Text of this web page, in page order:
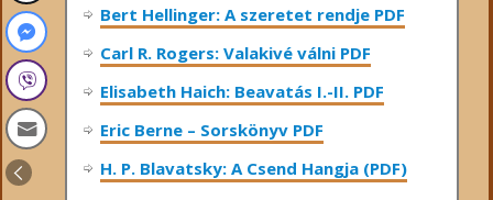
Bert Hellinger: A ​szeretet rendje PDF
Carl R. Rogers: Valakivé válni PDF
Elisabeth Haich: Beavatás I.-II. PDF
Eric Berne – Sorskönyv PDF
H. P. Blavatsky: A Csend Hangja (PDF)